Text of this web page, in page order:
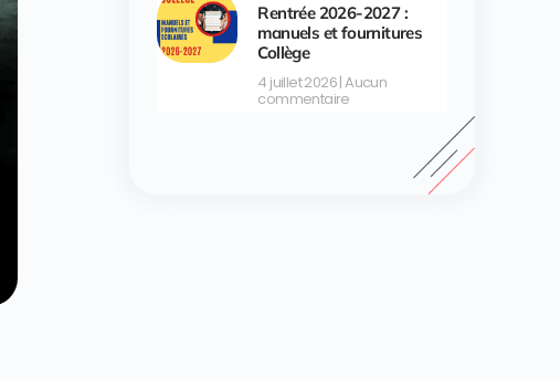
Rentrée 2026-2027 :
manuels et fournitures
Collège
4 juillet 2026 Aucun
commentaire